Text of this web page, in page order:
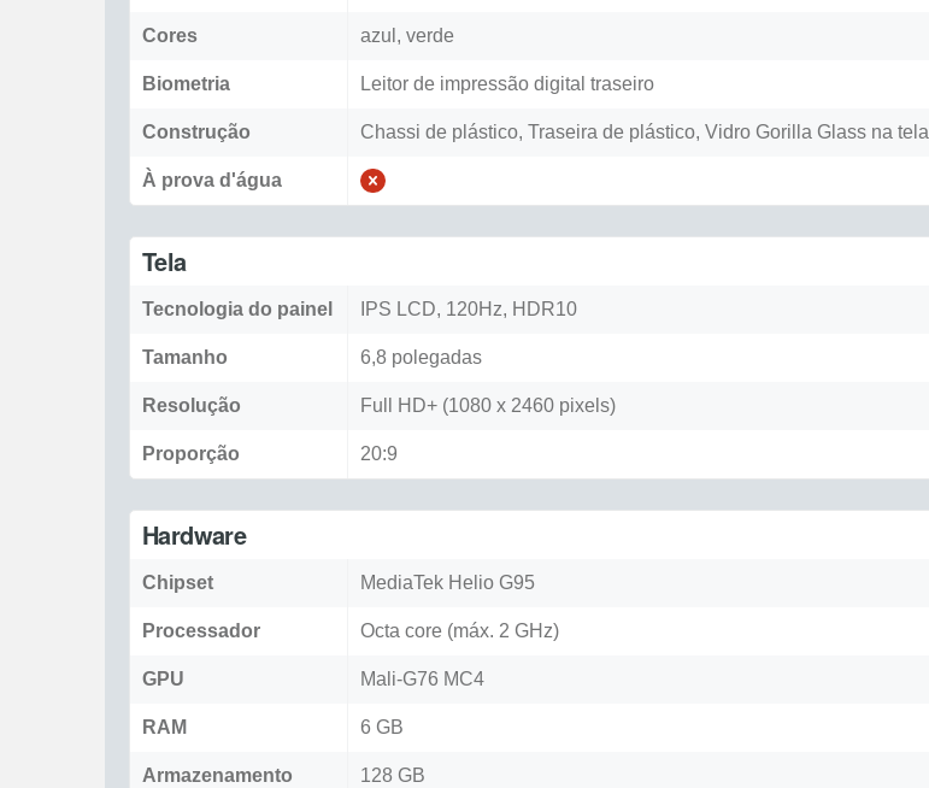
Cores azul, verde
Biometria Leitor de impressão digital traseiro
Construção Chassi de plástico, Traseira de plástico, Vidro Gorilla Glass na tela
À prova d'água
Tela
Tecnologia do painel IPS LCD, 120Hz, HDR10
Tamanho 6,8 polegadas
Resolução Full HD+ (1080 x 2460 pixels)
Proporção 20:9
Hardware
Chipset MediaTek Helio G95
Processador Octa core (máx. 2 GHz)
GPU Mali-G76 MC4
RAM 6 GB
Armazenamento 128 GB